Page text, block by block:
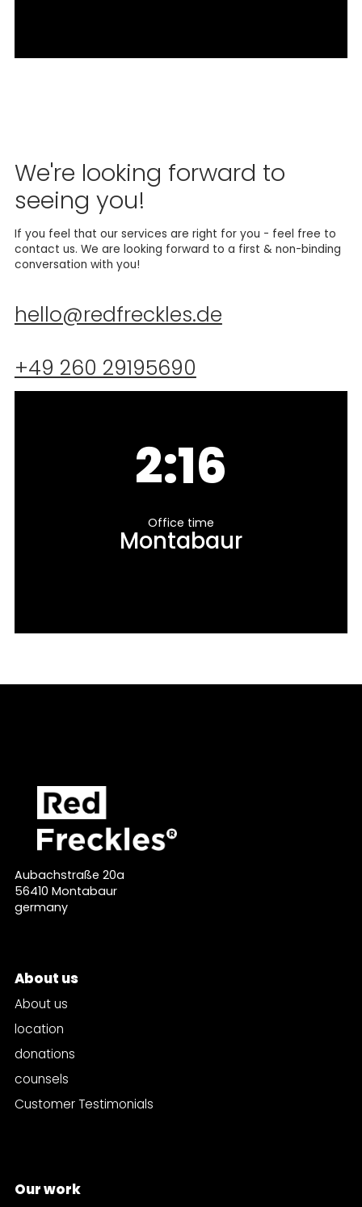
We're looking forward to
seeing you!
If you feel that our services are right for you - feel free to
contact us. We are looking forward to a first & non-binding
conversation with you!
hello@redfreckles.de
+49 260 29195690
2:16
Office time
Montabaur
Aubachstraße 20a
56410 Montabaur
germany
About us
About us
location
donations
counsels
Customer Testimonials
Our work